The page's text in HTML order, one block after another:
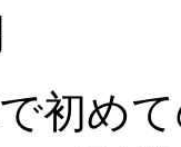
初め